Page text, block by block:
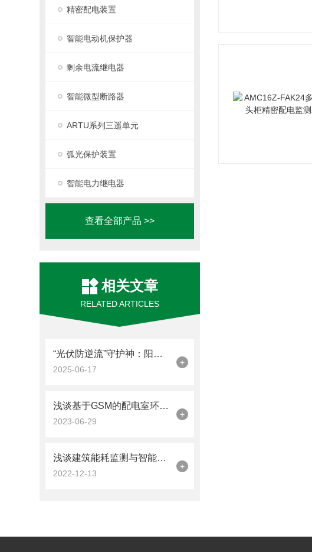
精密配电装置
智能电动机保护器
剩余电流继电器
智能微型断路器
ARTU系列三遥单元
弧光保护装置
智能电力继电器
查看全部产品 >>
相关文章
RELATED ARTICLES
“光伏防逆流”守护神：阳台储能互感器如何防逆流？
2025-06-17
+
浅谈基于GSM的配电室环境监测系统的设计与产品选型
2023-06-29
+
浅谈建筑能耗监测与智能控制系统
2022-12-13
+